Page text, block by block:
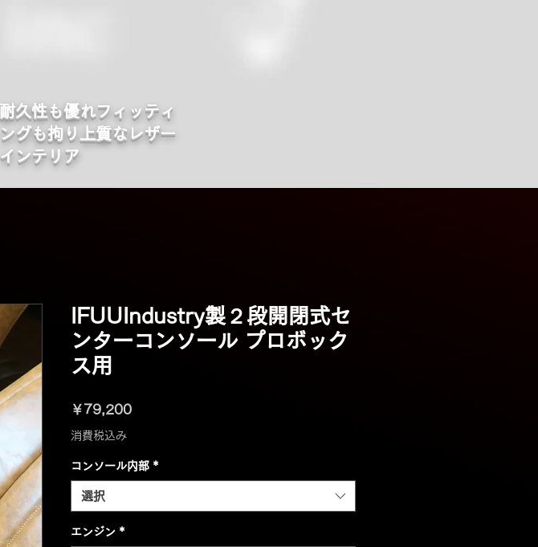
​耐久性も優れフィッティ
ングも拘り上質なレザー
インテリア
IFUUIndustry製２段開閉式セ
ンターコンソール プロボック
ス用
￥79,200価
消費税込み
コンソール内部 *
選択
エンジン *